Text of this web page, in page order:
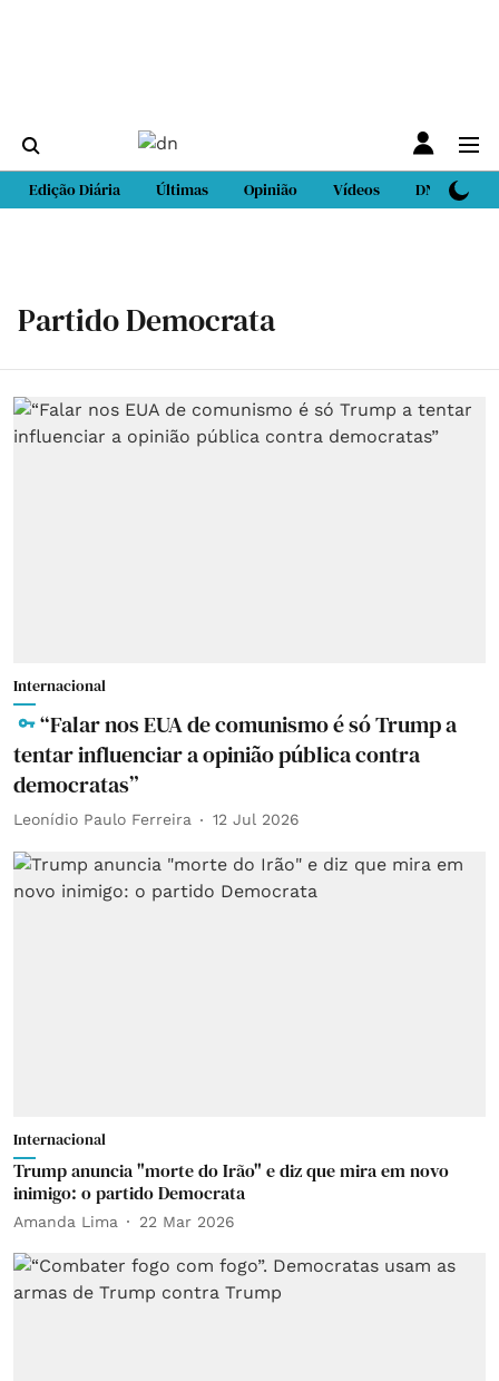
Edição Diária Últimas Opinião Vídeos DN Sport
Partido Democrata
Internacional
“Falar nos EUA de comunismo é só Trump a
tentar influenciar a opinião pública contra
democratas”
Leonídio Paulo Ferreira 12 Jul 2026
Internacional
Trump anuncia "morte do Irão" e diz que mira em novo
inimigo: o partido Democrata
Amanda Lima 22 Mar 2026